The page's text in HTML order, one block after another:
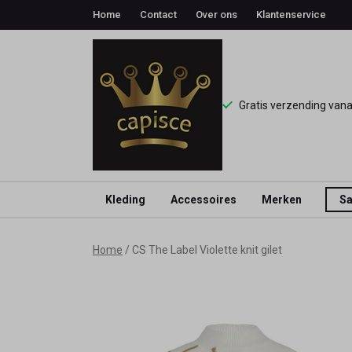
Home Contact Over ons Klantenservice
Gratis verzending
Kleding Accessoires Merken
Home CS The Label Violette knit gilet